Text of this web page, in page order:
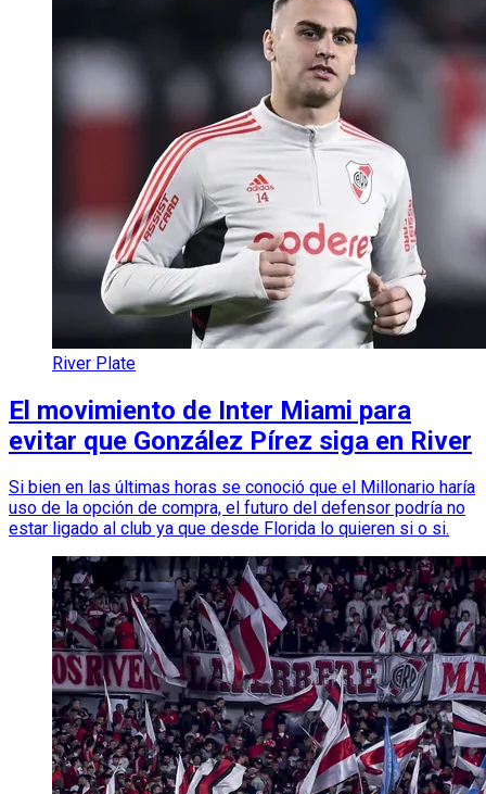
River Plate
El movimiento de Inter Miami para
evitar que González Pírez siga en River
Si bien en las últimas horas se conoció que el Millonario haría
uso de la opción de compra, el futuro del defensor podría no
estar ligado al club ya que desde Florida lo quieren si o si.